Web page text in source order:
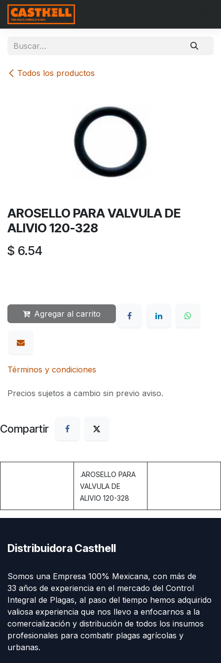
Ir al contenido
Todos los productos
AROSELLO PARA VALVULA DE
ALIVIO 120-328
$ 6.54
Agregar al carrito
Términos y condiciones
Precios sujetos a cambio sin previo aviso.
Compartir
.AROSELLO PARA
VALVULA DE
ALIVIO 120-328
Distribuidora Casthell
Somos una Empresa 100% Mexicana, con más de
33 años de experiencia en el mercado del Control
Integral de Plagas, al paso del tiempo hemos adquirido
valiosa experiencia que nos llevo a enfocarnos a la
comercialización y distribución de todos los insumos
profesionales para combatir plagas agrícolas y
urbanas.